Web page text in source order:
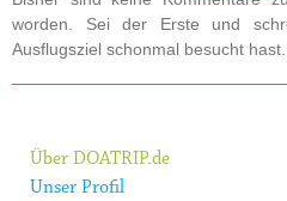
worden. Sei der Erste und
Ausflugsziel schonmal besucht hast.
Über DOATRIP.de
Unser Profil